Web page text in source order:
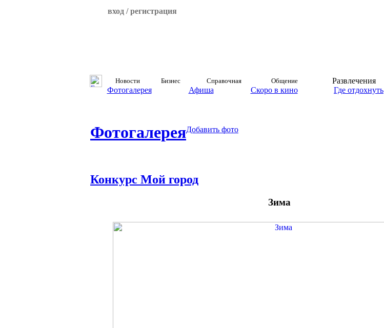
вход / регистрация
Новости Бизнес Справочная Общение
Развлечения
Фотогалерея
Афиша Скоро в кино Где отдохнуть
ФотогалереяДобавить фото
Конкурс Мой город
Зима